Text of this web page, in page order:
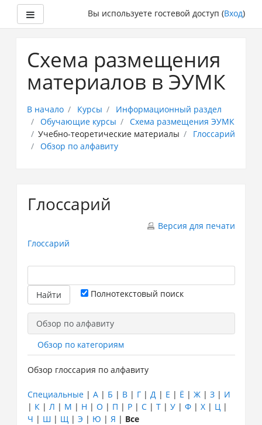
основному
Боковая панельВы используете гостевой доступ (Вход)
Схема размещения
материалов в ЭУМК
В начало Курсы
Информационный раздел
Обучающие курсы
Схема размещения ЭУМК
Учебно-теоретические материалы
Глоссарий
Обзор по алфавиту
Глоссарий
Версия для печати
Глоссарий
Полнотекстовый поиск
Обзор по алфавиту
Обзор по категориям
Обзор глоссария по алфавиту
Специальные| А| Б | В| Г| Д| Е | Ё | Ж| З| И
| К| Л | М | Н | О | П | Р| С| Т| У| Ф| Х| Ц|
Ч | Ш | Щ| Э | Ю | Я | Все